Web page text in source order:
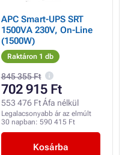
APC Smart-UPS SRT
1500VA 230V, On-Line
(1500W)
Raktáron 1 db
845 355 Ft
702 915 Ft
553 476 Ft Áfa nélkül
Legalacsonyabb ár az elmúlt
30 napban: 590 415 Ft
Kosárba